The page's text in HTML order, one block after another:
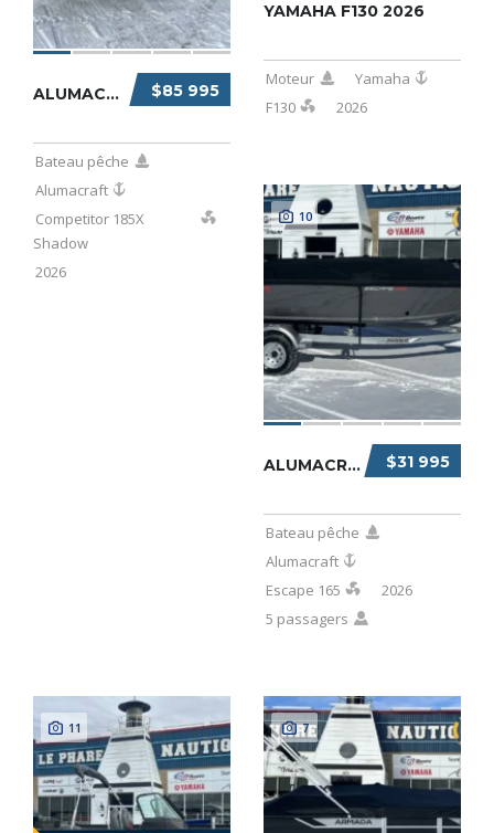
$85 995
ALUMACRAFT COMPETITOR 185X SHADOW 2026
Bateau pêche
Alumacraft
Competitor 185X
Shadow
2026
YAMAHA F130 2026
Moteur
Yamaha
F130
2026
10
$31 995
ALUMACRAFT ESCAPE 165 2026
Bateau pêche
Alumacraft
Escape 165
2026
5 passagers
11 7